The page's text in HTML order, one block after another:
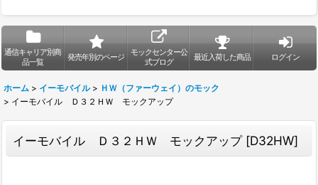
通信キャリア別商
品一覧
発売年別のページ
モックセンター公
式ブログ
最近入荷した商品 ログイン
ホーム > イーモバイル > ＨＷ（ファーウェイ）のモック
> イーモバイル Ｄ３２ＨＷ モックアップ
イーモバイル Ｄ３２ＨＷ モックアップ [D32HW]